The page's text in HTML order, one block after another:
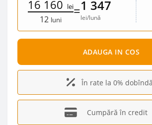
16 160 lei
12 luni
=1 347
lei/lună
ADAUGA IN COS
În rate la 0% dobîndă
Cumpără în credit